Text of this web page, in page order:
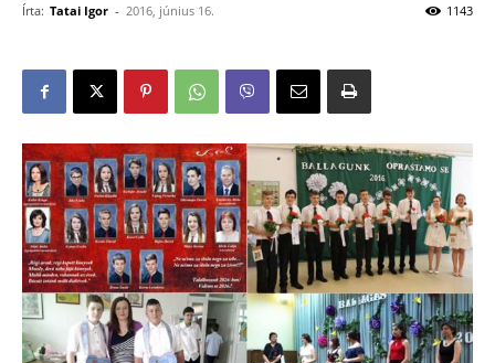
Írta: Tatai Igor - 2016, június 16. 1143